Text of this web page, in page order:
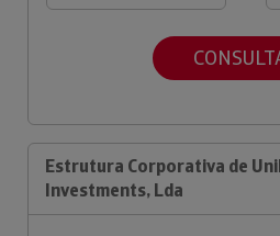
Estrutura Corporativa de
Investments, Lda